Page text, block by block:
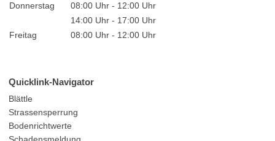
Donnerstag
08:00 Uhr - 12:00 Uhr
14:00 Uhr - 17:00 Uhr
Freitag
08:00 Uhr - 12:00 Uhr
Quicklink-Navigator
Blättle
Strassensperrung
Bodenrichtwerte